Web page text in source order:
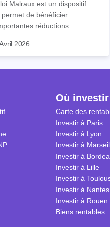
Malraux est un dispositif
permet de bénéficier
réductions
Elle concerne les
destinés à la location.
démarches effectuer
en bénéficier ? Suivez notre
complet !
2026
Où investir
Carte des
Investir à Paris
Investir à Lyon
Investir à
Investir à
Investir à Lille
Investir à
Investir à Nantes
Investir à Rouen
Biens rentables